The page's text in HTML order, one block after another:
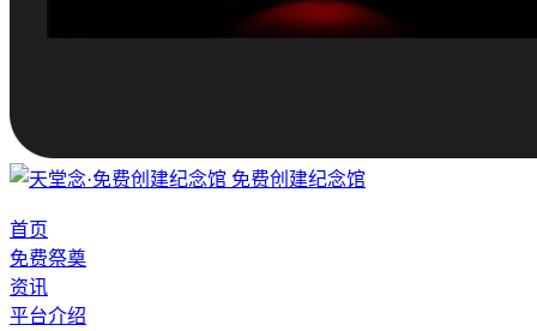
免费创建纪念馆
首页
免费祭奠
资讯
平台介绍